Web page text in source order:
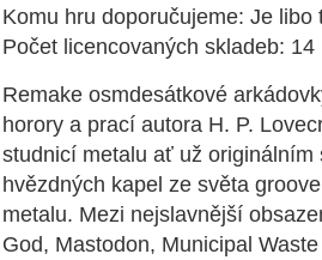
Komu hru doporučujeme: Je
Počet licencovaných skladeb: 14
Remake osmdesátkové
horory a prací autora H. P.
studnicí metalu ať už originálním
hvězdných kapel ze světa
metalu. Mezi nejslavnější
God, Mastodon, Municipal